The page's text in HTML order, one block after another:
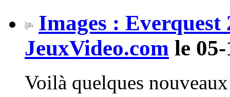
Images :
JeuxVideo.com le
Voilà quelques